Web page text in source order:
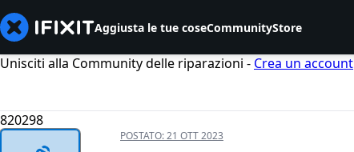
Aggiusta le tue coseCommunityStore
Unisciti alla Community delle riparazioni - Crea un account
820298
POSTATO:21 OTT 2023